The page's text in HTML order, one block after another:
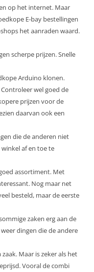
op het internet. Maar
E-bay bestellingen
het aanraden waard.
scherpe prijzen. Snelle
Arduino klonen.
wel goed de
prijzen voor de
daarvan ook een
die de anderen niet
af en toe te
assortiment. Met
Nog maar net
besteld, maar de eerste
zaken erg aan de
dingen die de andere
Maar is zeker als het
Vooral de combi